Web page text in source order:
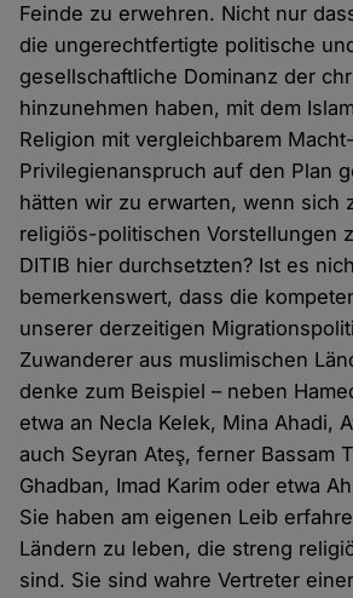
Feinde zu erwehren. Nicht nur
die ungerechtfertigte politische
gesellschaftliche Dominanz der
hinzunehmen haben, mit dem
Religion mit vergleichbarem
Privilegienanspruch auf den Plan
hätten wir zu erwarten, wenn sich
religiös-politischen Vorstellungen
DITIB hier durchsetzten? Ist es
bemerkenswert, dass die
unserer derzeitigen
Zuwanderer aus muslimischen
denke zum Beispiel – neben
etwa an Necla Kelek, Mina Ahadi,
auch Seyran Ateş, ferner Bassam
Ghadban, Imad Karim oder etwa
Sie haben am eigenen Leib
Ländern zu leben, die streng
sind. Sie sind wahre Vertreter